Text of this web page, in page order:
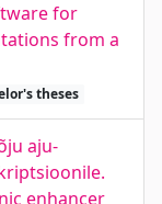
for
from a
theses
aju-
enhancer